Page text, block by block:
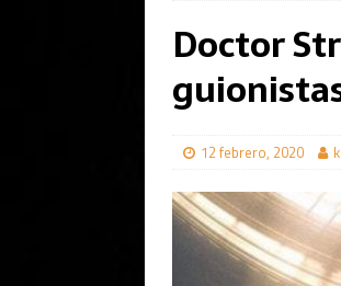
Doctor
12 febrero, 2020